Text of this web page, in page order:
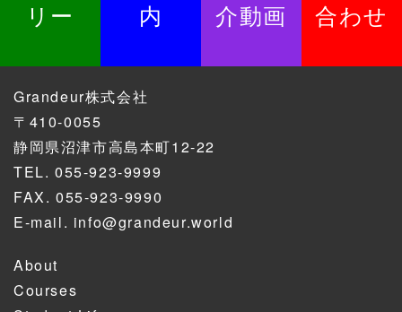
リー
内
介動画
合わせ
Grandeur株式会社
〒410-0055
静岡県沼津市高島本町12-22
TEL. 055-923-9999
FAX. 055-923-9990
E-mail. info@grandeur.world
About
Courses